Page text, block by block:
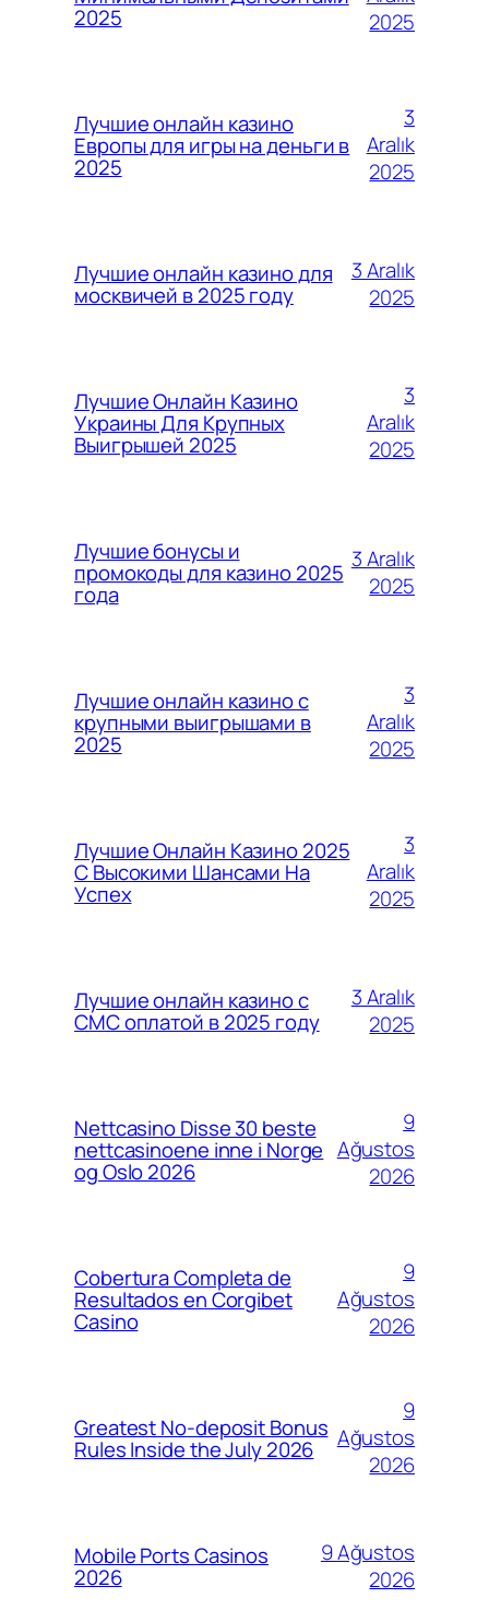
2025
2025
Лучшие онлайн казино
Европы для игры на деньги в
2025
3
Aralık
2025
Лучшие онлайн казино для
москвичей в 2025 году
3 Aralık
2025
Лучшие Онлайн Казино
Украины Для Крупных
Выигрышей 2025
3
Aralık
2025
Лучшие бонусы и
промокоды для казино 2025
года
3 Aralık
2025
Лучшие онлайн казино с
крупными выигрышами в
2025
3
Aralık
2025
Лучшие Онлайн Казино 2025
С Высокими Шансами На
Успех
3
Aralık
2025
Лучшие онлайн казино с
СМС оплатой в 2025 году
3 Aralık
2025
Nettcasino Disse 30 beste
nettcasinoene inne i Norge
og Oslo 2026
9
Ağustos
2026
Cobertura Completa de
Resultados en Corgibet
Casino
9
Ağustos
2026
Greatest No-deposit Bonus
Rules Inside the July 2026
9
Ağustos
2026
Mobile Ports Casinos
2026
9 Ağustos
2026